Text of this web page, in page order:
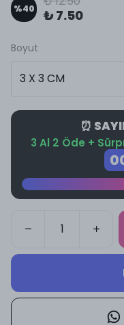
%40 ₺ 7.50
Boyut
⏰
3 Al 2 Öde +